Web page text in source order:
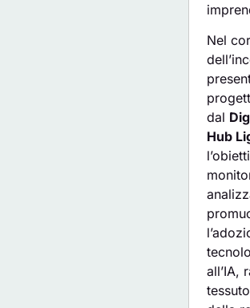
Nel
dal
Hub
all’IA,